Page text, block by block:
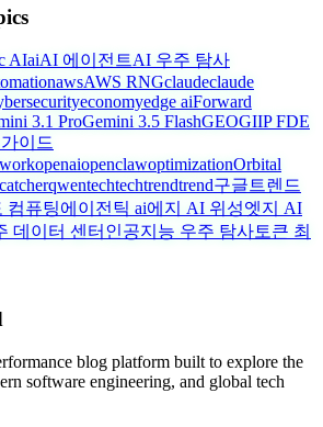
AIaiAI 에이전트AI 우주 탐사
awsAWS RNGclaudeclaude
economyedge aiForward
3.1 ProGemini 3.5 FlashGEOGIIP FDE
이드
openaiopenclawoptimizationOrbital
qwentechtechtrendtrend구글트렌드
컴퓨팅에이전틱 ai에지 AI 위성엣지 AI
데이터 센터 인공지능 우주 탐사토큰 최
blog platform built to explore the
software engineering, and global tech